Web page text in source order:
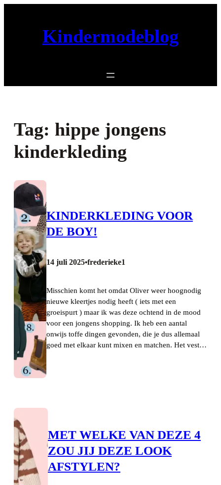
Kindermodeblog
Tag: hippe jongens
kinderkleding
KINDERKLEDING VOOR
DE BOY!
14 juli 2025•frederieke1
Misschien komt het omdat Oliver weer hoognodig
nieuwe kleertjes nodig heeft ( iets met een
groeispurt ) maar ik was deze ochtend in de mood
voor een jongens shopping. Ik heb een aantal
onwijs toffe dingen gevonden, die je dus allemaal
goed met elkaar kunt mixen en matchen. Het vest…
MET WELKE VAN DEZE 4
ZOU JIJ DEZE LOOK
AFSTYLEN?